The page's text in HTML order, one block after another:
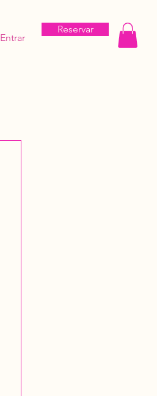
Entrar
Reservar